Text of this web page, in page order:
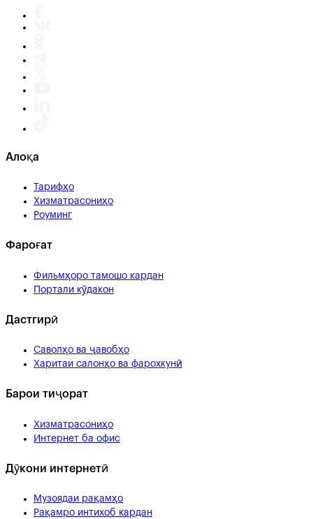
Алоқа
Тарифҳо
Хизматрасониҳо
Роуминг
Фароғат
Фильмҳоро тамошо кардан
Портали кӯдакон
Дастгирӣ
Саволҳо ва ҷавобҳо
Харитаи салонҳо ва фарохкунӣ
Барои тиҷорат
Хизматрасониҳо
Интернет ба офис
Дӯкони интернетӣ
Музоядаи рақамҳо
Рақамро интихоб кардан